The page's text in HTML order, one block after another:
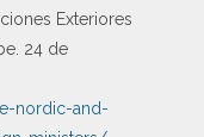
Exteriores
24 de
nordic-and-